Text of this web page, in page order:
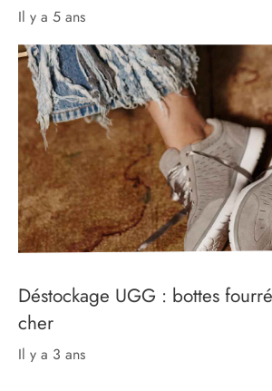
il y a 5 ans
Déstockage UGG : bottes
cher
il y a 3 ans